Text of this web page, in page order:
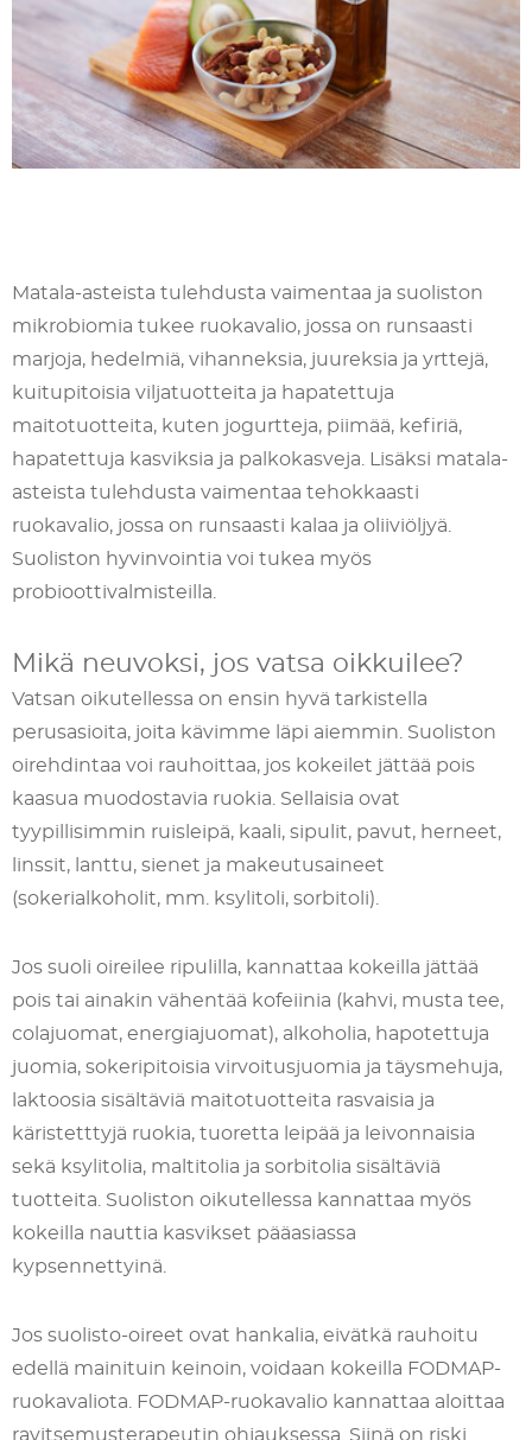
Matala-asteista tulehdusta vaimentaa ja suoliston
mikrobiomia tukee ruokavalio, jossa on runsaasti
marjoja, hedelmiä, vihanneksia, juureksia ja yrttejä,
kuitupitoisia viljatuotteita ja hapatettuja
maitotuotteita, kuten jogurtteja, piimää, kefiriä,
hapatettuja kasviksia ja palkokasveja. Lisäksi matala-
asteista tulehdusta vaimentaa tehokkaasti
ruokavalio, jossa on runsaasti kalaa ja oliiviöljyä.
Suoliston hyvinvointia voi tukea myös
probioottivalmisteilla.
Mikä neuvoksi, jos vatsa oikkuilee?
Vatsan oikutellessa on ensin hyvä tarkistella
perusasioita, joita kävimme läpi aiemmin. Suoliston
oirehdintaa voi rauhoittaa, jos kokeilet jättää pois
kaasua muodostavia ruokia. Sellaisia ovat
tyypillisimmin ruisleipä, kaali, sipulit, pavut, herneet,
linssit, lanttu, sienet ja makeutusaineet
(sokerialkoholit, mm. ksylitoli, sorbitoli).
Jos suoli oireilee ripulilla, kannattaa kokeilla jättää
pois tai ainakin vähentää kofeiinia (kahvi, musta tee,
colajuomat, energiajuomat), alkoholia, hapotettuja
juomia, sokeripitoisia virvoitusjuomia ja täysmehuja,
laktoosia sisältäviä maitotuotteita rasvaisia ja
käristetttyjä ruokia, tuoretta leipää ja leivonnaisia
sekä ksylitolia, maltitolia ja sorbitolia sisältäviä
tuotteita. Suoliston oikutellessa kannattaa myös
kokeilla nauttia kasvikset pääasiassa
kypsennettyinä.
Jos suolisto-oireet ovat hankalia, eivätkä rauhoitu
edellä mainituin keinoin, voidaan kokeilla FODMAP-
ruokavaliota. FODMAP-ruokavalio kannattaa aloittaa
ravitsemusterapeutin ohjauksessa. Siinä on riski